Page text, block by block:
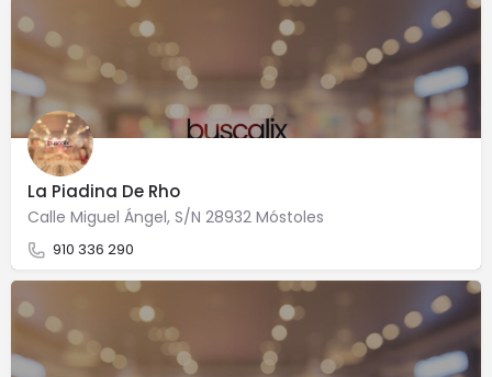
La Piadina De Rho
Calle Miguel Ángel, S/N 28932 Móstoles
910 336 290